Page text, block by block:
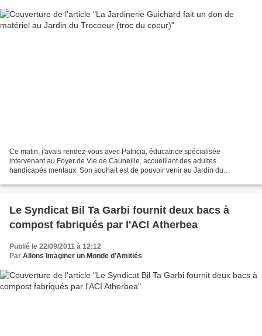
Ce matin, j'avais rendez-vous avec Patricia, éducatrice spécialisée
intervenant au Foyer de Vie de Cauneille, accueillant des adultes
handicapés mentaux. Son souhait est de pouvoir venir au Jardin du
Le Syndicat Bil Ta Garbi fournit deux bacs à
compost fabriqués par l'ACI Atherbea
Publié le 22/09/2011 à 12:12
Par Allons Imaginer un Monde d'Amitiés